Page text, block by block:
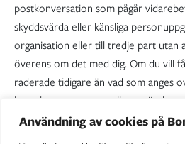
Användning av cookies på
postkonversation som pågår
skyddsvärda eller känsliga
organisation eller till tredje part utan
överens om det med dig. Om du vill
raderade tidigare än vad som anges
kontakta mottagaren eller
hjälper den personen dig.